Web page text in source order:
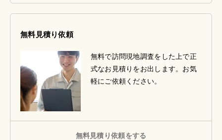
無料見積り依頼
無料で訪問現地調査をした上で正
式なお見積りをお出します。お気
軽にご依頼ください。
無料見積り依頼をする